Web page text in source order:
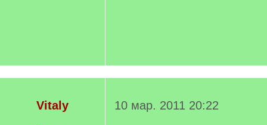
Vitaly 10 мар. 2011 20:22